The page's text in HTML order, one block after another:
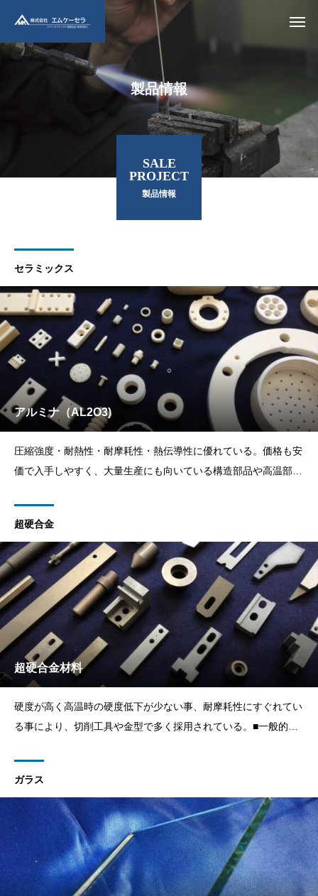
製品情報
SALE
PROJECT
製品情報
セラミックス
アルミナ（AL2O3)
圧縮強度・耐熱性・耐摩耗性・熱伝導性に優れている。価格も安
価で入手しやすく、大量生産にも向いている構造部品や高温部・
超硬合金
超硬合金材料
硬度が高く高温時の硬度低下が少ない事、耐摩耗性にすぐれてい
る事により、切削工具や金型で多く採用されている。■一般的な
～RT56■
ガラス